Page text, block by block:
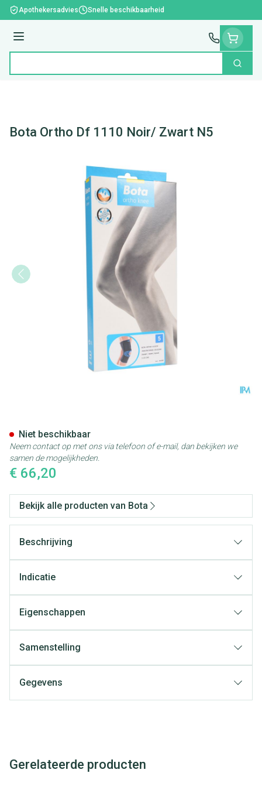
Ga naar de inhoud
Apothekersadvies Snelle beschikbaarheid
Menu
Zoek
Bota Ortho Df 1110 Noir/ Zwart N5
€ 66,20
Niet beschikbaar
Neem contact op met ons via telefoon of e-mail, dan bekijken we
samen de mogelijkheden.
Bekijk alle producten van Bota
Beschrijving
Indicatie
Eigenschappen
Samenstelling
Gegevens
Gerelateerde producten